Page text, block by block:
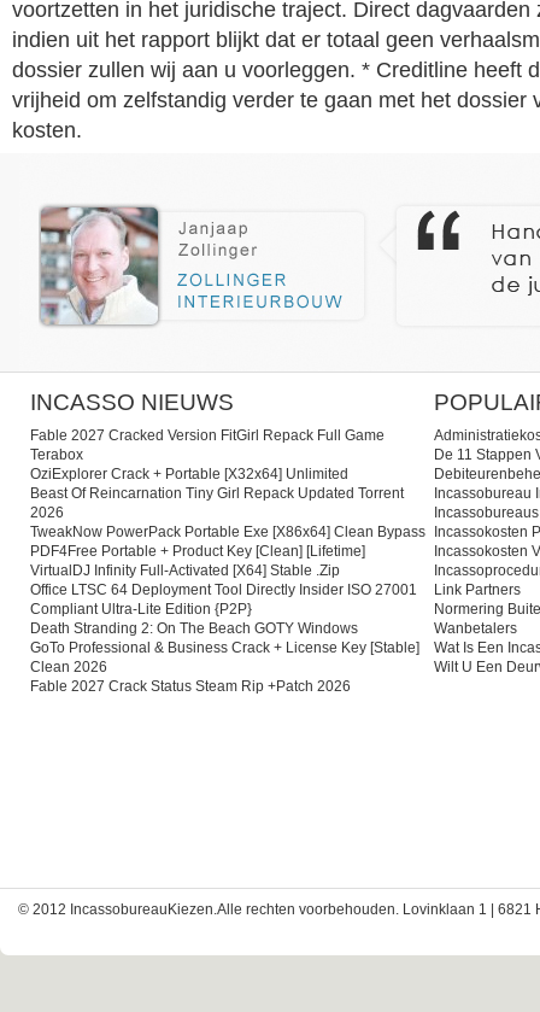
voortzetten in het juridische traject. Direct dagvaarden
indien uit het rapport blijkt dat er totaal geen
dossier zullen wij aan u voorleggen. * Creditline heeft
vrijheid om zelfstandig verder te gaan met het dossier
kosten.
INCASSO NIEUWS
Fable 2027 Cracked Version FitGirl Repack Full Game
Terabox
OziExplorer Crack + Portable [x32x64] Unlimited
Beast Of Reincarnation Tiny Girl Repack Updated Torrent
2026
TweakNow PowerPack Portable Exe [x86x64] Clean Bypass
PDF4Free Portable + Product Key [Clean] [Lifetime]
VirtualDJ Infinity Full-Activated [x64] Stable .zip
Office LTSC 64 Deployment Tool Directly Insider ISO 27001
Compliant Ultra-Lite Edition {P2P}
Death Stranding 2: On The Beach GOTY Windows
GoTo Professional & Business Crack + License Key [Stable]
Clean 2026
Fable 2027 Crack Status Steam Rip +Patch 2026
De 11 Stappen
Incassobureau
Incassobureaus
Incassokosten
Incassokosten
Link Partners
Normering
Wanbetalers
Wat Is Een
Wilt U Een
© 2012 IncassobureauKiezen.Alle rechten voorbehouden. Lovinklaan 1 | 6821